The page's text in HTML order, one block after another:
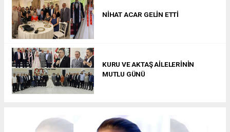
NİHAT ACAR GELİN ETTİ
KURU VE AKTAŞ AİLELERİNİN
MUTLU GÜNÜ